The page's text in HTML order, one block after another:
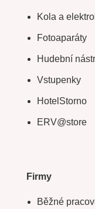
Kola a
Fotoaparáty
Hudební
Vstupenky
HotelStorno
ERV@store
Firmy
Běžné